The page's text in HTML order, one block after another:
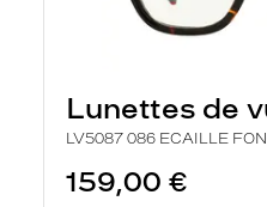
Lunettes de
LV5087 086 ECAILLE
159,00 €